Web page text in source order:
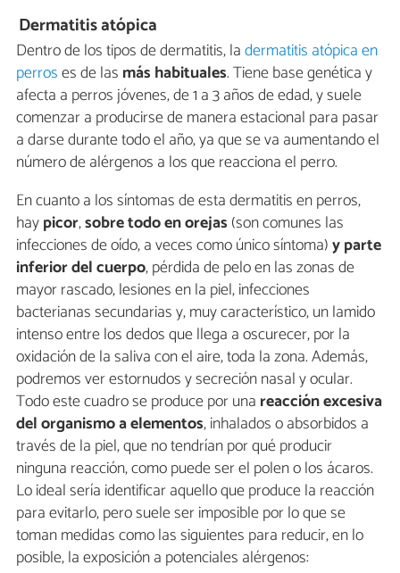
Dermatitis atópica
Dentro de los tipos de dermatitis, ladermatitis atópica en
perroses de las más habituales. Tiene base genética y
afecta a perros jóvenes, de 1 a 3 años de edad, y suele
comenzar a producirse de manera estacional para pasar
a darse durante todo el año, ya que se va aumentando el
número de alérgenos a los que reacciona el perro.
En cuanto a los síntomas de esta dermatitis en perros,
haypicor,sobre todo en orejas (son comunes las
infecciones de oído, a veces como único síntoma)y parte
inferior del cuerpo, pérdida de pelo en las zonas de
mayor rascado, lesiones en la piel, infecciones
bacterianas secundarias y, muy característico, un lamido
intenso entre los dedos que llega a oscurecer, por la
oxidación de la saliva con el aire, toda la zona. Además,
podremos ver estornudos y secreción nasal y ocular.
Todo este cuadro se produce por una reacción excesiva
del organismo a elementos, inhalados o absorbidos a
través de la piel, que no tendrían por qué producir
ninguna reacción, como puede ser el polen o los ácaros.
Lo ideal sería identificar aquello que produce la reacción
para evitarlo, pero suele ser imposible por lo que se
toman medidas como las siguientes para reducir, en lo
posible, la exposición a potenciales alérgenos: